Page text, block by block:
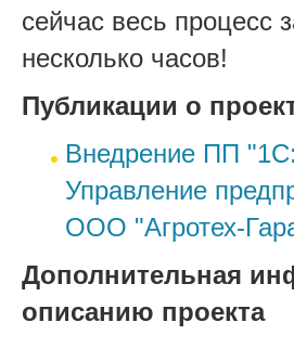
сейчас весь процесс
несколько часов!
Публикации о
Внедрение ПП
Управление
ООО "Агротех-
Дополнительная
описанию проекта